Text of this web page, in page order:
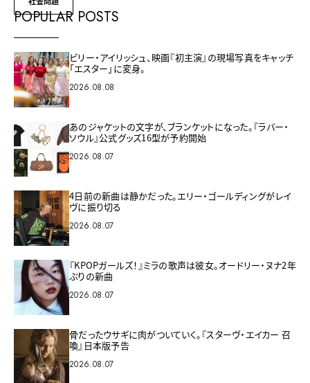
POPULAR POSTS
ビリー・アイリッシュ、映画『初主演』の現場写真をキャッチ
「エスター」に変身。
2026.08.08
あのジャケットの文字が、ブランケットになった。『ラバー・
ソウル』公式グッズ16型が予約開始
2026.08.07
4日前の新曲は静かだった。エリー・ゴールディングがレイ
ヴに振り切る
2026.08.07
『KPOPガールズ！』ミラの歌声は彼女。オードリー・ヌナ2年
ぶりの新曲
2026.08.07
骨だったウサギに肉がついていく。『スターヴ・エイカー 召
喚』日本版予告
2026.08.07